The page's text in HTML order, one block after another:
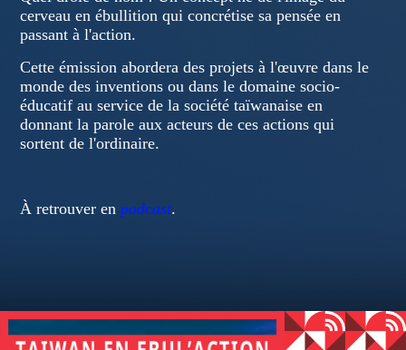
cerveau en ébullition qui concrétise sa pensée en
passant à l'action.
Cette émission abordera des projets à l'œuvre dans le
monde des inventions ou dans le domaine socio-
éducatif au service de la société taïwanaise en
donnant la parole aux acteurs de ces actions qui
sortent de l'ordinaire.
À retrouver enpodcast.